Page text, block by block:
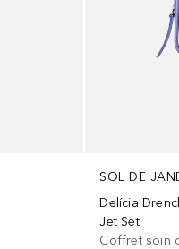
SOL DE
Delícia
Jet Set
Coffret soin